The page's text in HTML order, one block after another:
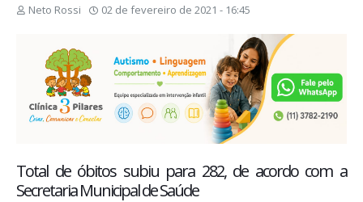
Neto Rossi 02 de fevereiro de 2021 - 16:45
Total de óbitos subiu para 282, de acordo com a
Secretaria Municipal de Saúde